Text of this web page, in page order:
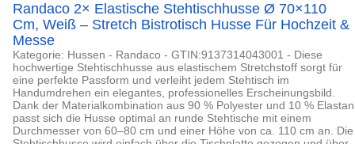
Randaco 2× Elastische Stehtischhusse Ø 70×110
Cm, Weiß – Stretch Bistrotisch Husse Für Hochzeit &
Messe
Kategorie: Hussen - Randaco - GTIN:9137314043001 - Diese
hochwertige Stehtischhusse aus elastischem Stretchstoff sorgt für
eine perfekte Passform und verleiht jedem Stehtisch im
Handumdrehen ein elegantes, professionelles Erscheinungsbild.
Dank der Materialkombination aus 90 % Polyester und 10 % Elastan
passt sich die Husse optimal an runde Stehtische mit einem
Durchmesser von 60–80 cm und einer Höhe von ca. 110 cm an. Die